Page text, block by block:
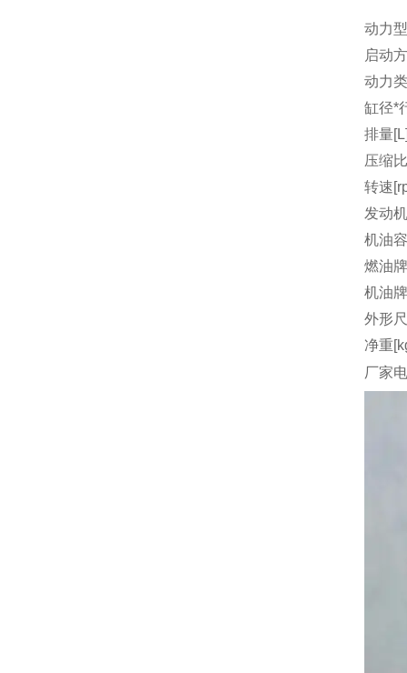
动力
启动
动力
缸径*
排量
压缩比
转速
发动
机油
燃油
机油
外形
净重
厂家